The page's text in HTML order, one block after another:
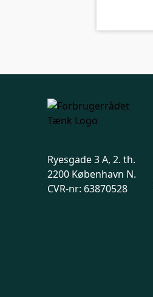
Ryesgade 3 A, 2. th.
2200 København N.
CVR-nr: 63870528